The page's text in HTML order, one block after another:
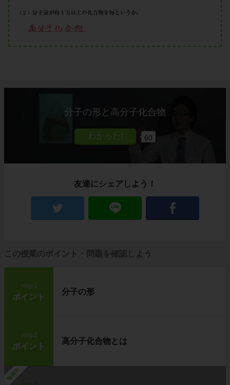
分子の形と高分子化合物
60
友達にシェアしよう！
この授業のポイント・問題を確認しよう
step1
ポイント
分子の形
step2
ポイント
高分子化合物とは
勉強中